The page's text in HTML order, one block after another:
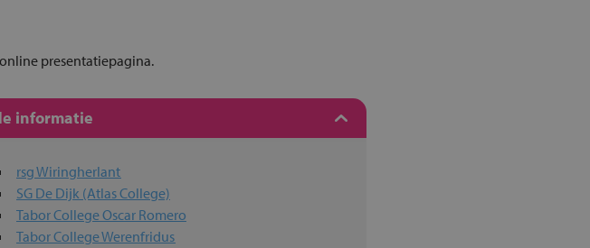
presentatiepagina.
informatie
rsg Wiringherlant
SG De Dijk (Atlas College)
Tabor College Oscar Romero
Tabor College Werenfridus